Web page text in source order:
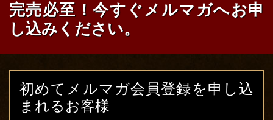
完売必至！今すぐメルマガへお申
し込みください。
初めてメルマガ会員登録を申し込
まれるお客様